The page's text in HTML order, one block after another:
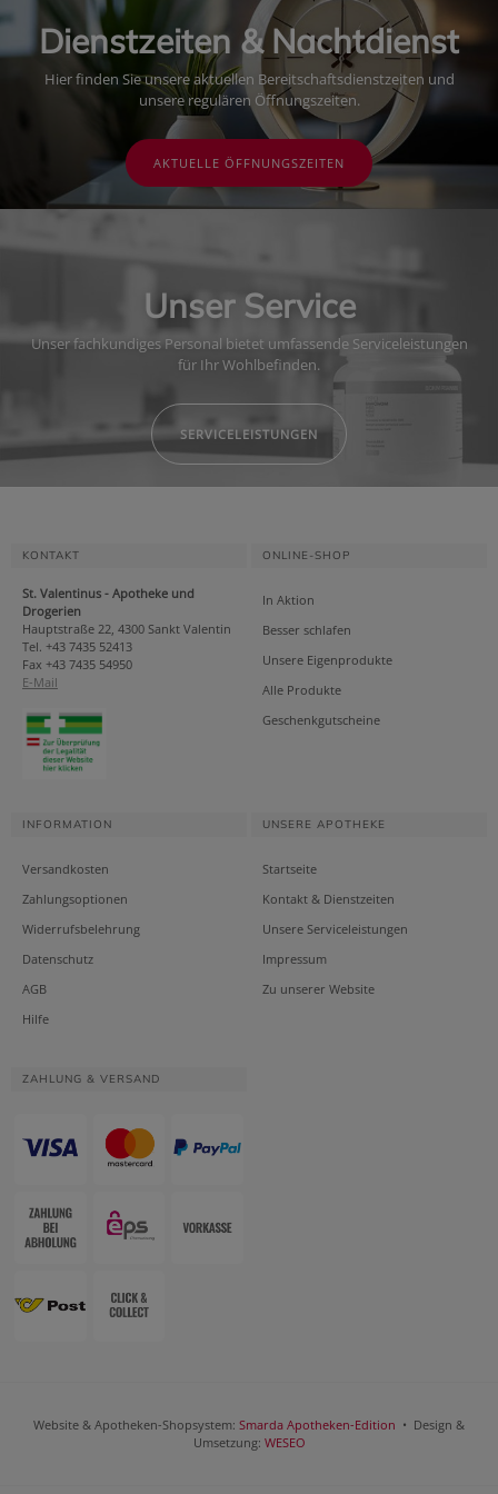
Dienstzeiten & Nachtdienst
Hier finden Sie unsere aktuellen Bereitschaftsdienstzeiten und
unsere regulären Öffnungszeiten.
AKTUELLE ÖFFNUNGSZEITEN
Unser Service
Unser fachkundiges Personal bietet umfassende Serviceleistungen
für Ihr Wohlbefinden.
SERVICELEISTUNGEN
KONTAKT
St. Valentinus - Apotheke und
Drogerien
Hauptstraße 22, 4300 Sankt Valentin
Tel. +43 7435 52413
Fax +43 7435 54950
E-Mail
ONLINE-SHOP
In Aktion
Besser schlafen
Unsere Eigenprodukte
Alle Produkte
Geschenkgutscheine
INFORMATION
Versandkosten
Zahlungsoptionen
Widerrufsbelehrung
Datenschutz
AGB
Hilfe
UNSERE APOTHEKE
Startseite
Kontakt & Dienstzeiten
Unsere Serviceleistungen
Impressum
Zu unserer Website
ZAHLUNG & VERSAND
Website & Apotheken-Shopsystem: Smarda Apotheken-Edition • Design &
Umsetzung: WESEO